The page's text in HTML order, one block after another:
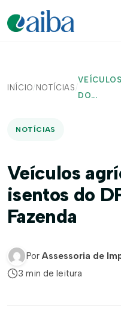
INÍCIO/ NOTÍCIAS /
DO...
NOTÍCIAS
Veículos
isentos do
Fazenda
Por Assessoria de
3 min de leitura